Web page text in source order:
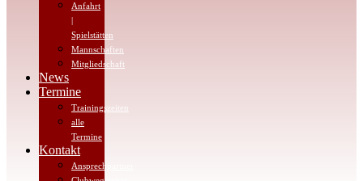
Anfahrt
|
Spielstätten
Mannschaften
Mitgliedschaft
News
Termine
Trainingszeiten
alle
Termine
Kontakt
Ansprechpartner